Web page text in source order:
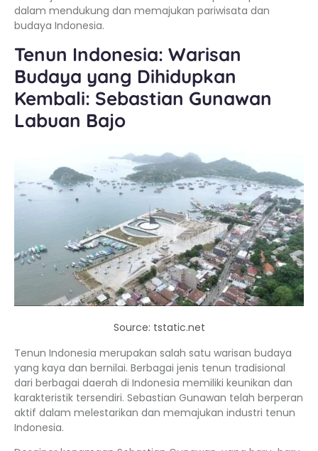
dalam mendukung dan memajukan pariwisata dan
budaya Indonesia.
Tenun Indonesia: Warisan
Budaya yang Dihidupkan
Kembali: Sebastian Gunawan
Labuan Bajo
Source: tstatic.net
Tenun Indonesia merupakan salah satu warisan budaya
yang kaya dan bernilai. Berbagai jenis tenun tradisional
dari berbagai daerah di Indonesia memiliki keunikan dan
karakteristik tersendiri. Sebastian Gunawan telah berperan
aktif dalam melestarikan dan memajukan industri tenun
Indonesia.